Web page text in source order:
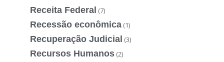
Receita Federal (7)
Recessão econômica (1)
Recuperação Judicial (3)
Recursos Humanos (2)